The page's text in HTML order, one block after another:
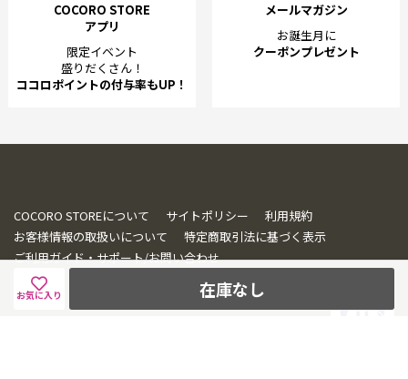
在庫なし
お気に入り
COCORO STORE
アプリ
限定イベント
盛りだくさん！
ココロポイントの付与率もUP！
メールマガジン
お誕生月に
クーポンプレゼント
COCORO STOREについて サイトポリシー
利用規約
お客様情報の取扱いについて
特定商取引法に基づく表示
ご利用ガイド・サポート/お問い合わせ